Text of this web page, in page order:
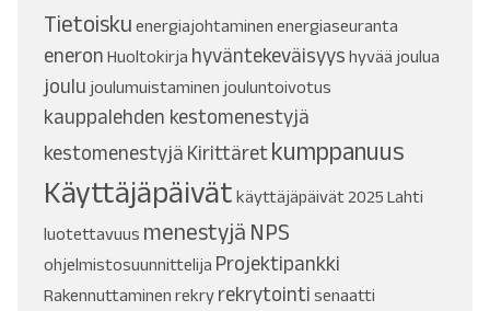
Tietoisku energiajohtaminen energiaseuranta
eneron Huoltokirja hyväntekeväisyys hyvää joulua
joulu joulumuistaminen jouluntoivotus
kauppalehden kestomenestyjä
kestomenestyjä Kirittäretkumppanuus
Käyttäjäpäivät käyttäjäpäivät 2025 Lahti
luotettavuus menestyjä NPS
ohjelmistosuunnittelija Projektipankki
Rakennuttaminen rekry rekrytointi senaatti